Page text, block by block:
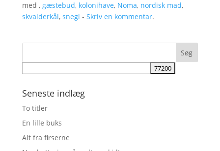
med , gæstebud, kolonihave, Noma, nordisk mad,
skvalderkål, snegl - Skriv en kommentar.
Seneste indlæg
To titler
En lille buks
Alt fra firserne